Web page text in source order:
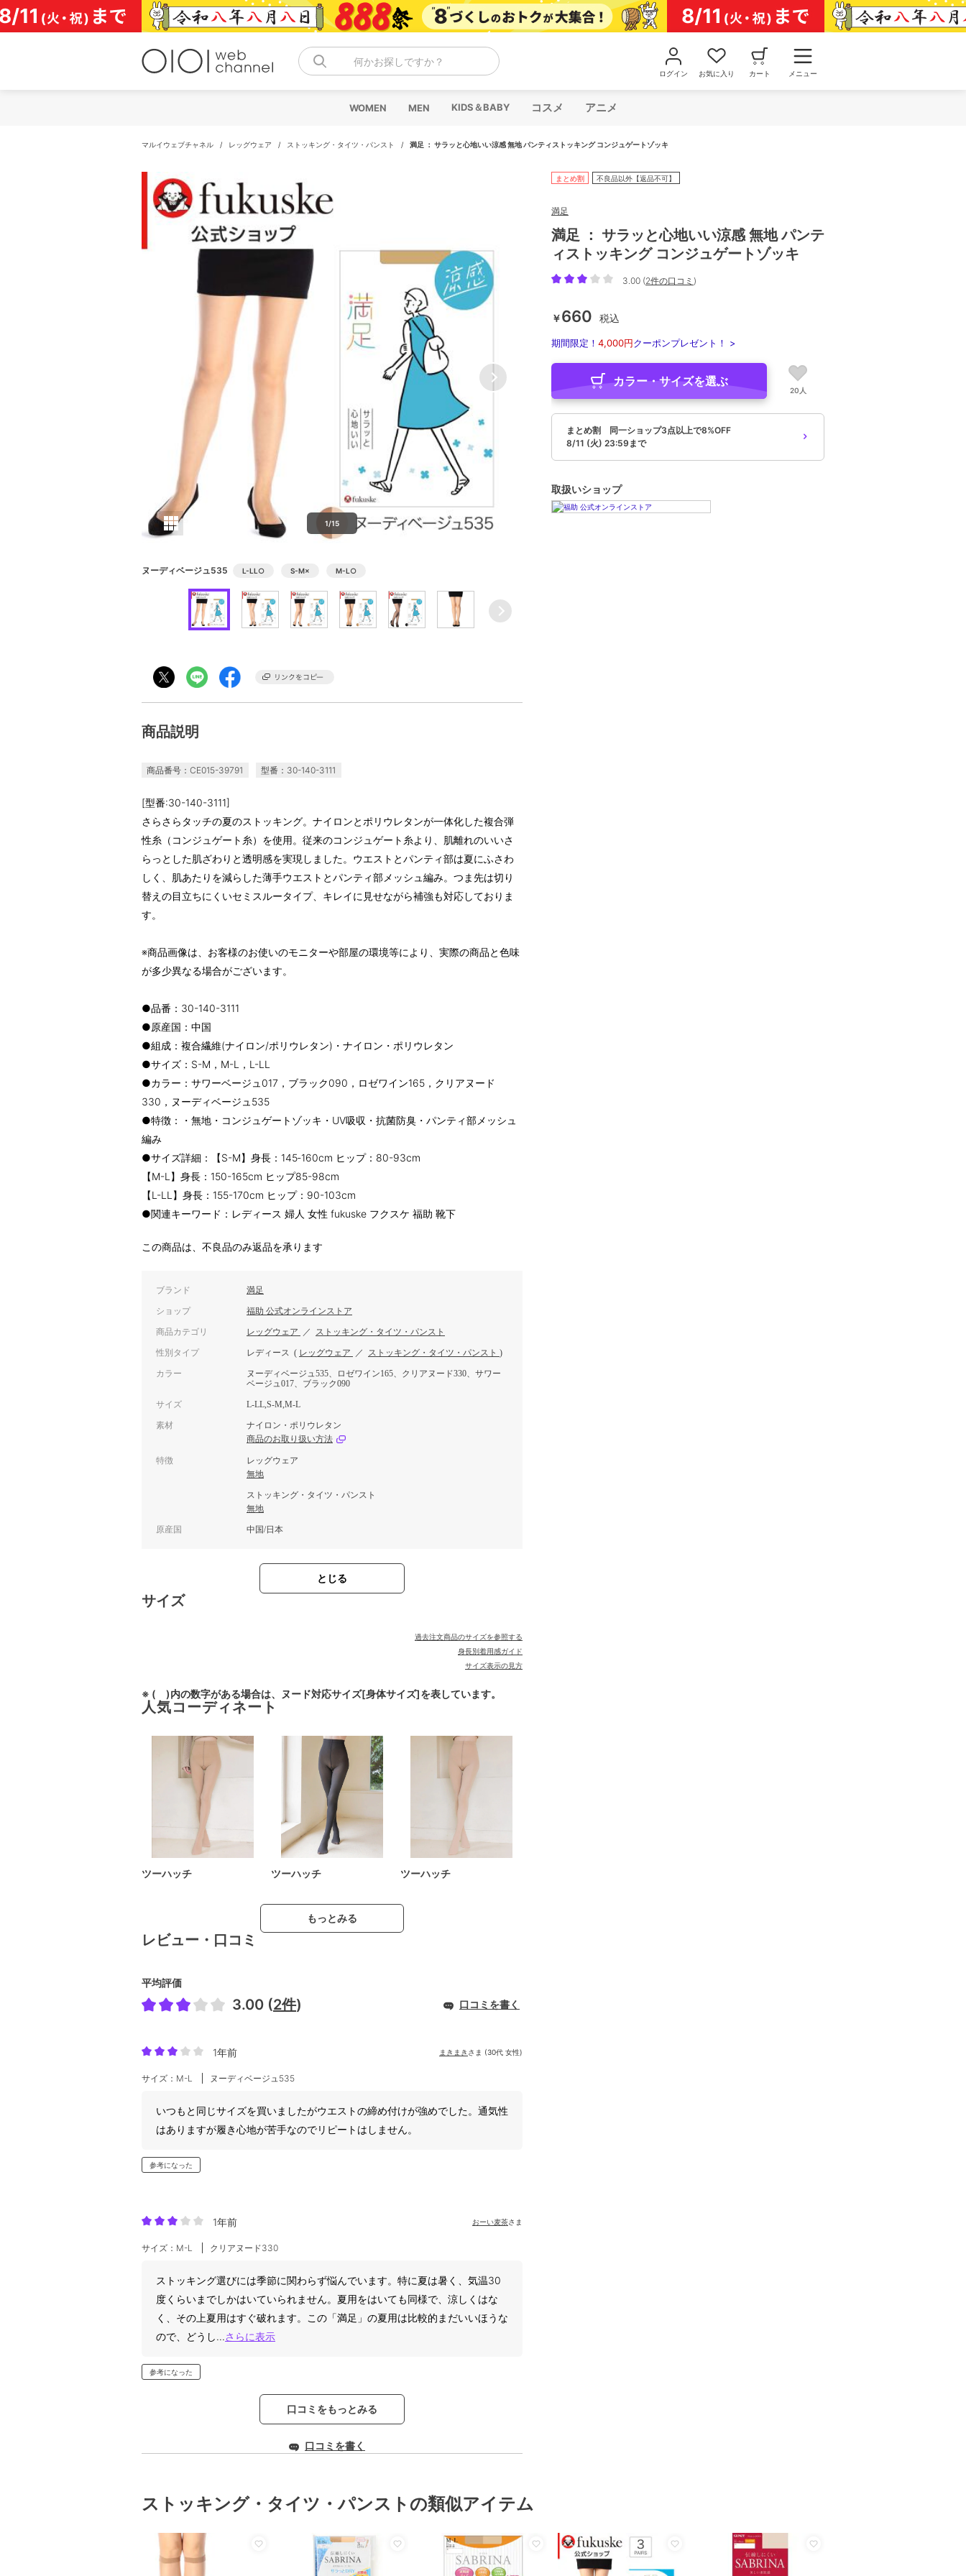
コ
ン
テ
何かお探しですか？
ログイン お気に入り カート メニュー
WOMEN MEN KIDS＆BABY コスメ アニメ
マルイウェブチャネル / レッグウェア / ストッキング・タイツ・パンスト / 満足 ： サラッと心地いい涼感 無地 パンティストッキング コンジュゲートゾッキ
1/15
ヌーディベージュ535 L-LL ○ S-M× M-L ○
商品説明
商品番号：CE015-39791 型番：30-140-3111
[型番:30-140-3111]
さらさらタッチの夏のストッキング。ナイロンとポリウレタンが一体化した複合弾
性糸（コンジュゲート糸）を使用。従来のコンジュゲート糸より、肌離れのいいさ
らっとした肌ざわりと透明感を実現しました。ウエストとパンティ部は夏にふさわ
しく、肌あたりを減らした薄手ウエストとパンティ部メッシュ編み。つま先は切り
替えの目立ちにくいセミスルータイプ、キレイに見せながら補強も対応しておりま
す。
※商品画像は、お客様のお使いのモニターや部屋の環境等により、実際の商品と色味
が多少異なる場合がございます。
●品番：30-140-3111
●原産国：中国
●組成：複合繊維(ナイロン/ポリウレタン)・ナイロン・ポリウレタン
●サイズ：S-M，M-L，L-LL
●カラー：サワーベージュ017，ブラック090，ロゼワイン165，クリアヌード
330，ヌーディベージュ535
●特徴：・無地・コンジュゲートゾッキ・UV吸収・抗菌防臭・パンティ部メッシュ
編み
●サイズ詳細：【S-M】身長：145‐160cm ヒップ：80-93cm
【M-L】身長：150-165cm ヒップ85-98cm
【L-LL】身長：155-170cm ヒップ：90-103cm
●関連キーワード：レディース 婦人 女性 fukuske フクスケ 福助 靴下
この商品は、不良品のみ返品を承ります
ブランド 満足
ショップ 福助 公式オンラインストア
商品カテゴリ レッグウェア ／ ストッキング・タイツ・パンスト
性別タイプ レディース ( レッグウェア ／ ストッキング・タイツ・パンスト )
カラー
ヌーディベージュ535、ロゼワイン165、クリアヌード330、サワー
ベージュ017、ブラック090
サイズ L-LL,S-M,M-L
素材
ナイロン・ポリウレタン
商品のお取り扱い方法
特徴
レッグウェア
無地
ストッキング・タイツ・パンスト
無地
原産国 中国/日本
とじる
サイズ
過去注文商品のサイズを参照する
身長別着用感ガイド
サイズ表示の見方
※ ( )内の数字がある場合は、ヌード対応サイズ[身体サイズ]を表しています。
人気コーディネート
ツーハッチ ツーハッチ ツーハッチ
もっとみる
レビュー・口コミ
平均評価
3.00 (2件) 口コミを書く
1年前 まきまき さま (30代 女性)
サイズ：M-L ヌーディベージュ535
いつもと同じサイズを買いましたがウエストの締め付けが強めでした。通気性
はありますが履き心地が苦手なのでリピートはしません。
参考になった
1年前 おーい麦茶さま
サイズ：M-L クリアヌード330
ストッキング選びには季節に関わらず悩んでいます。特に夏は暑く、気温30
度くらいまでしかはいていられません。夏用をはいても同様で、涼しくはな
く、その上夏用はすぐ破れます。この「満足」の夏用は比較的まだいいほうな
ので、どうし... さらに表示
参考になった
口コミをもっとみる
口コミを書く
まとめ割 不良品以外【返品不可】
満足
満足 ： サラッと心地いい涼感 無地 パンテ
ィストッキング コンジュゲートゾッキ
3.00 (2件の口コミ )
￥660 税込
期間限定！ 4,000円クーポンプレゼント！ >
カラー・サイズを選ぶ
20人
まとめ割 同一ショップ3点以上で8%OFF
8/11 (火) 23:59まで
取扱いショップ
ストッキング・タイツ・パンストの類似アイテム